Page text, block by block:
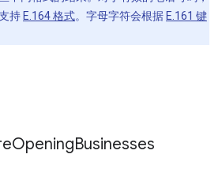
持 E.164 格式。字母字符会根据 E.161 键
OpeningBusinesses